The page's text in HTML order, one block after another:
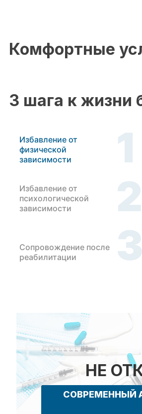
Комфортные
3 шага к жизни
Избавление от
физической
зависимости
1
Избавление от
психологической
зависимости
2
Сопровождение после
реабилитации
3
НЕ
СОВРЕМЕННЫЙ